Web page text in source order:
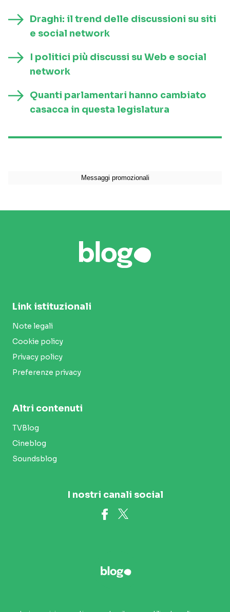
Draghi: il trend delle discussioni su siti
e social network
I politici più discussi su Web e social
network
Quanti parlamentari hanno cambiato
casacca in questa legislatura
Link istituzionali
Note legali
Cookie policy
Privacy policy
Preferenze privacy
Altri contenuti
TVBlog
Cineblog
Soundsblog
I nostri canali social